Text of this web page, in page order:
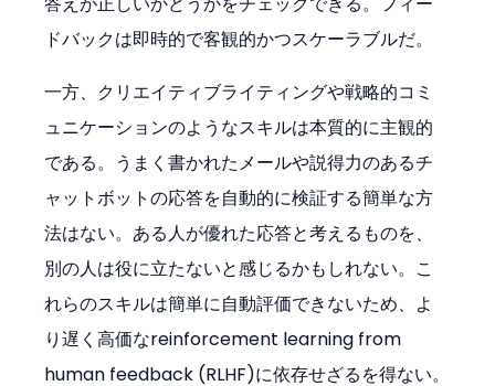
ドバックは即時的で客観的かつスケーラブルだ。
一方、クリエイティブライティングや戦略的コミ
ュニケーションのようなスキルは本質的に主観的
である。うまく書かれたメールや説得力のあるチ
ャットボットの応答を自動的に検証する簡単な方
法はない。ある人が優れた応答と考えるものを、
別の人は役に立たないと感じるかもしれない。こ
れらのスキルは簡単に自動評価できないため、よ
り遅く高価なreinforcement learning from
human feedback (RLHF)に依存せざるを得ない。